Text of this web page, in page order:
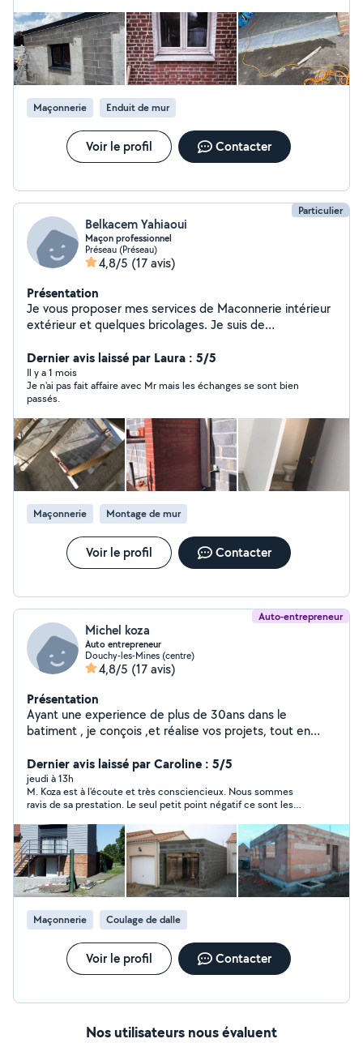
Maçonnerie Enduit de mur
Voir le profil Contacter
Particulier
Belkacem Yahiaoui
Maçon professionnel
Préseau (Préseau)
4,8/5 (17 avis)
Présentation
Je vous proposer mes services de Maconnerie intérieur
extérieur et quelques bricolages. Je suis de
Dernier avis laissé par Laura : 5/5
Il y a 1 mois
Je n'ai pas fait affaire avec Mr mais les échanges se sont bien
passés.
Maçonnerie Montage de mur
Voir le profil Contacter
Auto-entrepreneur
Michel koza
Auto entrepreneur
Douchy-les-Mines (centre)
4,8/5 (17 avis)
Présentation
Ayant une experience de plus de 30ans dans le
batiment , je conçois ,et réalise vos projets, tout en
le client, dans les travaux réalisés, (Qualité , Planning ,
sécurité)
Dernier avis laissé par Caroline : 5/5
jeudi à 13h
M. Koza est à l'écoute et très consciencieux. Nous sommes
ravis de sa prestation. Le seul petit point négatif ce sont les
gravats et dans l'allée partagée avec les voisins.
Maçonnerie Coulage de dalle
Voir le profil Contacter
Nos utilisateurs nous évaluent